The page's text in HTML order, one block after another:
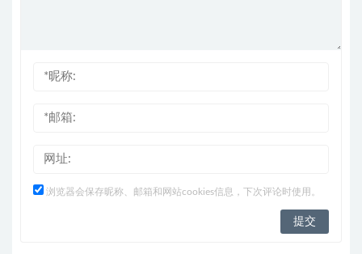
浏览器会保存昵称、邮箱和网站cookies信息，下次评论时使用。